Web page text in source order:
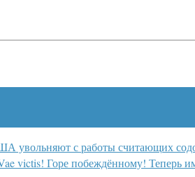
увольняют с работы считающих
victis! Горе побеждённому! Теперь